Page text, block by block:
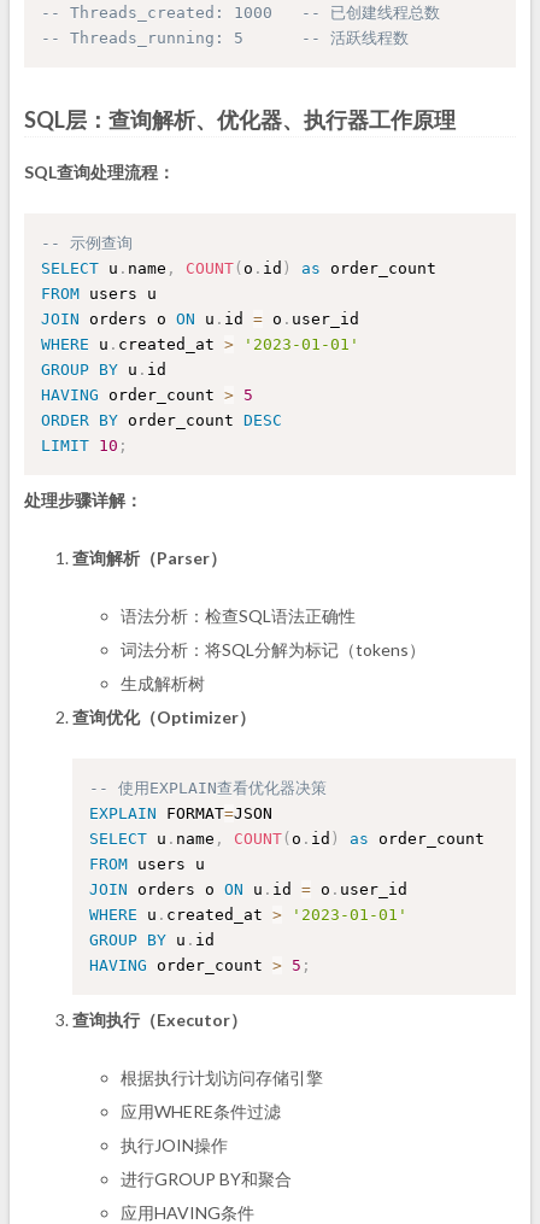
-- Threads_created: 1000   -- 已创建线程总数
-- Threads_running: 5      -- 活跃线程数
SQL层：查询解析、优化器、执行器工作原理
SQL查询处理流程：
-- 示例查询
SELECT u . name , COUNT( o . id ) as
FROM
JOIN orders o ON u . id = o .
WHERE u . created_at >
'2023-01-01'
GROUP BY u .
HAVING order_count > 5
ORDER BY order_count DESC
LIMIT 10 ;
处理步骤详解：
查询解析（Parser）
语法分析：检查SQL语法正确性
词法分析：将SQL分解为标记（tokens）
生成解析树
查询优化（Optimizer）
-- 使用EXPLAIN查看优化器决策
EXPLAIN FORMAT=
SELECT u . name , COUNT( o . id ) as
FROM
JOIN orders o ON u . id = o .
WHERE u . created_at >
'2023-01-01'
GROUP BY u .
HAVING order_count > 5 ;
查询执行（Executor）
根据执行计划访问存储引擎
应用WHERE条件过滤
执行JOIN操作
进行GROUP BY和聚合
应用HAVING条件